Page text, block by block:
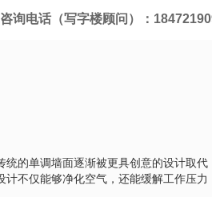
咨询电话（写字楼顾问）：
的单调墙面逐渐被更具创意的设计取代
不仅能够净化空气，还能缓解工作压力